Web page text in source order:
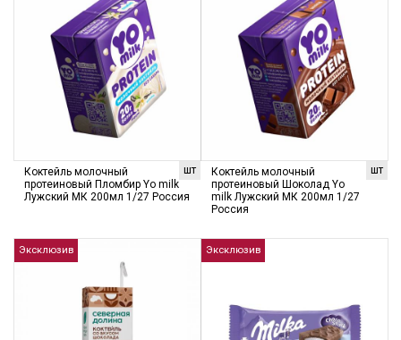
шт
Коктейль молочный
протеиновый Пломбир Yo milk
Лужский МК 200мл 1/27 Россия
шт
Коктейль молочный
протеиновый Шоколад Yo
milk Лужский МК 200мл 1/27
Россия
Эксклюзив Эксклюзив